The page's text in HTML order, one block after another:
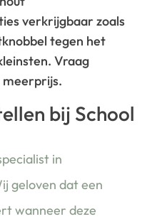
verkrijgbaar zoals
tegen het
Vraag
meerprijs.
bij School
in
geloven dat een
wanneer deze